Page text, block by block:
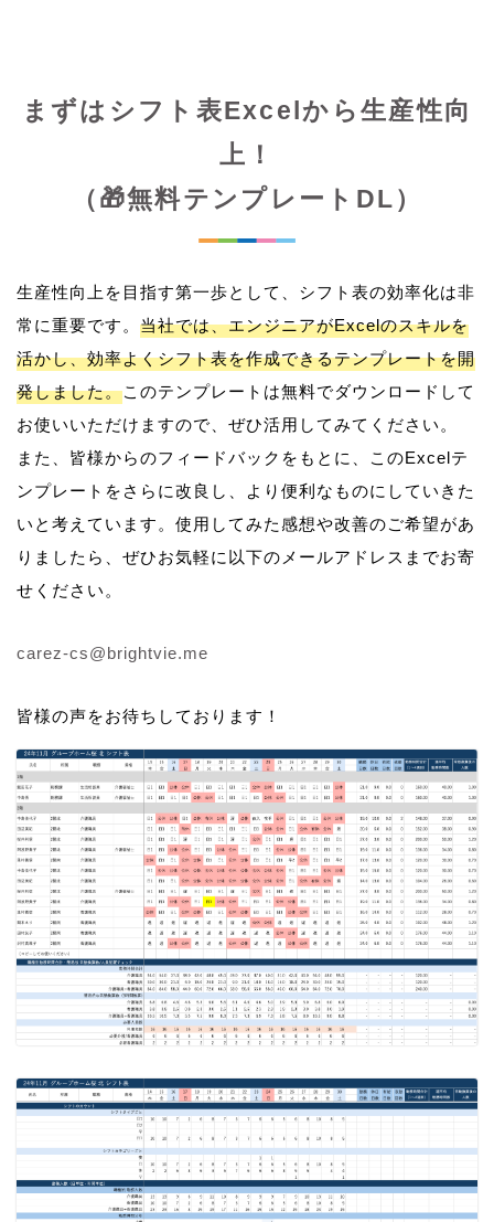
まずはシフト表Excelから生産性向
上！
（🎁無料テンプレートDL）
生産性向上を目指す第一歩として、シフト表の効率化は非
常に重要です。 当社では、エンジニアがExcelのスキルを
活かし、効率よくシフト表を作成できるテンプレートを開
発しました。このテンプレートは無料でダウンロードして
お使いいただけますので、ぜひ活用してみてください。
また、皆様からのフィードバックをもとに、このExcelテ
ンプレートをさらに改良し、より便利なものにしていきた
いと考えています。使用してみた感想や改善のご希望があ
りましたら、ぜひお気軽に以下のメールアドレスまでお寄
せください。
carez-cs@brightvie.me
皆様の声をお待ちしております！